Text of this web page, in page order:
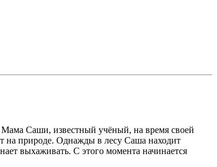
Саши, известный учёный, на время своей
на природе. Однажды в лесу Саша находит
выхаживать. С этого момента начинается